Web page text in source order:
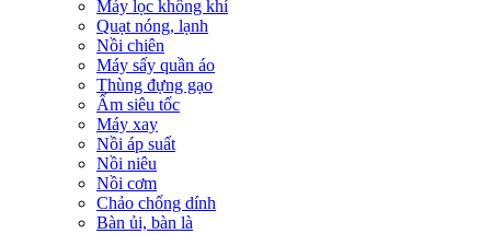
Máy lọc không khí
Quạt nóng, lạnh
Nồi chiên
Máy sấy quần áo
Thùng đựng gạo
Ấm siêu tốc
Máy xay
Nồi áp suất
Nồi niêu
Nồi cơm
Chảo chống dính
Bàn ủi, bàn là